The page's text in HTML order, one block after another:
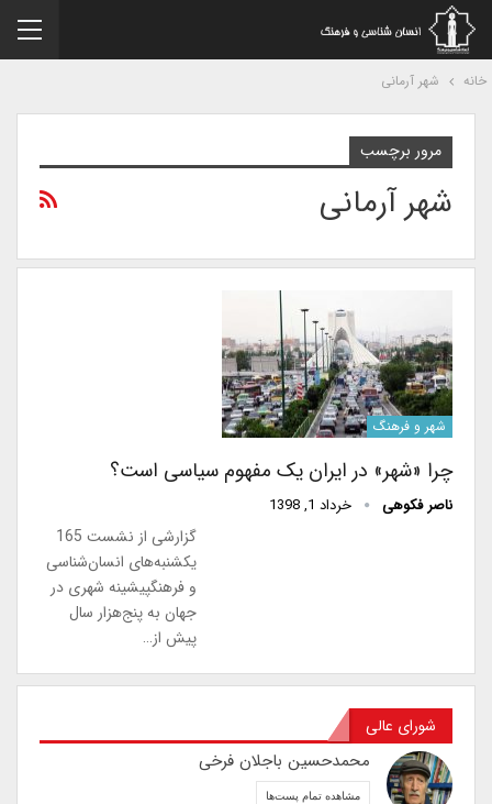
شهر آرمانی
مرور برچسب
شهر آرمانی
شهر و فرهنگ
چرا «شهر» در ایران یک مفهوم سیاسی است؟
ناصر فکوهی خرداد 1, 1398
گزارشی از نشست 165
یکشنبه‌های انسان‌شناسی
و فرهنگپیشینه شهری در
جهان به پنج‌هزار سال
پیش از…
شورای عالی
محمدحسین باجلان فرخی
مشاهده تمام پست‌ها